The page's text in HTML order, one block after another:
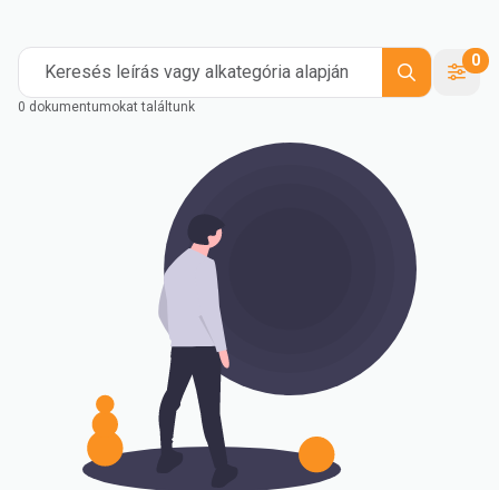
Keresés leírás vagy alkategória alapján
0
0 dokumentumokat találtunk